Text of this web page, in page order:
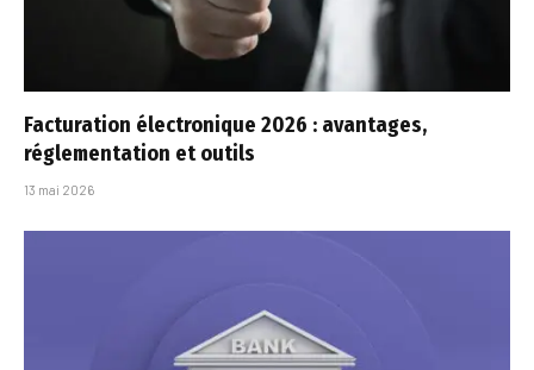
Facturation électronique 2026 : avantages,
réglementation et outils
13 mai 2026